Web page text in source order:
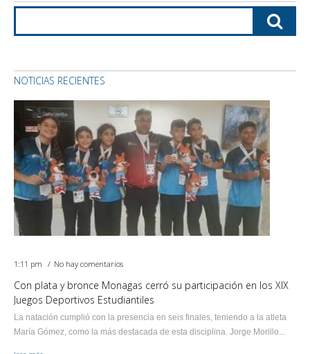
NOTICIAS RECIENTES
1:11 pm No hay comentarios
Con plata y bronce Monagas cerró su participación en los XIX
Juegos Deportivos Estudiantiles
La natación cumplió con la presencia en seis finales, teniendo a la atleta
María Gómez, como la más destacada de esta disciplina. Jorge Morillo...